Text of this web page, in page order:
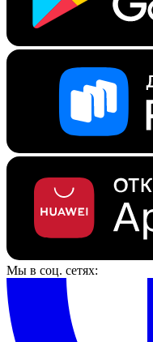
Мы в соц. сетях: